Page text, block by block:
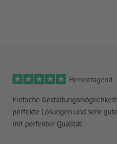
Hervorragend
Einfache
perfekte Lösungen und sehr
mit perfekter Qualität.